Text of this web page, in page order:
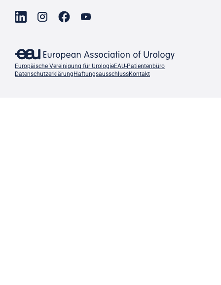
Europäische Vereinigung für UrologieEAU-Patientenbüro
Datenschutzerklärung HaftungsausschlussKontakt